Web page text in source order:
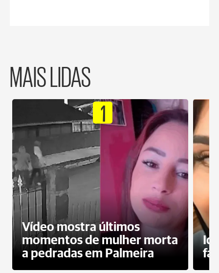
MAIS LIDAS
1
Vídeo mostra últimos
momentos de mulher morta
a pedradas em Palmeira